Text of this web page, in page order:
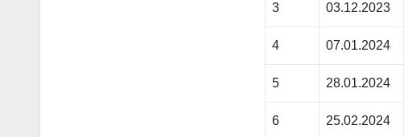
3 03.12.2023
4 07.01.2024
5 28.01.2024
6 25.02.2024